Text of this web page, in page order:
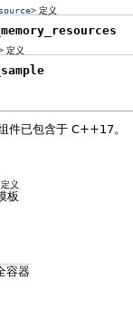
定义
定义
件已包含于 C++17。
定义
板
容器